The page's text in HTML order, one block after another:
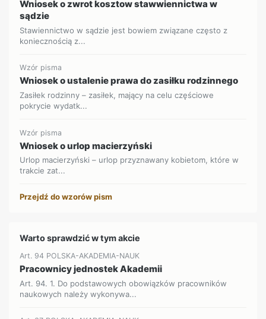
Wniosek o zwrot kosztow stawwiennictwa w
sądzie
Stawiennictwo w sądzie jest bowiem związane często z
koniecznością z...
Wzór pisma
Wniosek o ustalenie prawa do zasiłku rodzinnego
Zasiłek rodzinny – zasiłek, mający na celu częściowe
pokrycie wydatk...
Wzór pisma
Wniosek o urlop macierzyński
Urlop macierzyński – urlop przyznawany kobietom, które w
trakcie zat...
Przejdź do wzorów pism
Warto sprawdzić w tym akcie
Art. 94 POLSKA-AKADEMIA-NAUK
Pracownicy jednostek Akademii
Art. 94. 1. Do podstawowych obowiązków pracowników
naukowych należy wykonywa...